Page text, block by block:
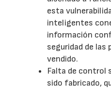
esta
inteligentes
información
seguridad de las
vendido.
Falta de control
sido fabricado,